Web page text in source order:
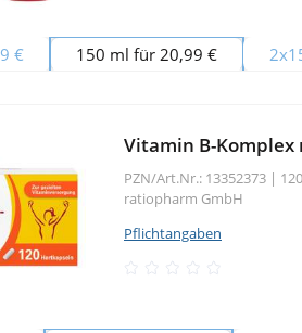
€ 150 ml für 20,99 €
Vitamin B-
PZN/Art.Nr.: 13352373 |
ratiopharm GmbH
Pflichtangaben